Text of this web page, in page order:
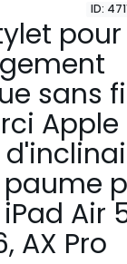
ID:
sans
Apple
iPad Air
AX Pro